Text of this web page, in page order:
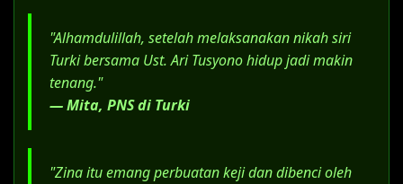
janda/duda).
Surat Kuasa Khusus, jika menggunakan
jasa advokat.
"Alhamdulillah, setelah melaksanakan nikah siri
Turki bersama Ust. Ari Tusyono hidup jadi makin
tenang."
— Mita, PNS di Turki
"Zina itu emang perbuatan keji dan dibenci oleh